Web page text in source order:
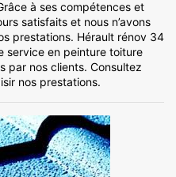
à ses compétences et
satisfaits et nous n’avons
prestations. Hérault rénov 34
service en peinture toiture
par nos clients. Consultez
nos prestations.